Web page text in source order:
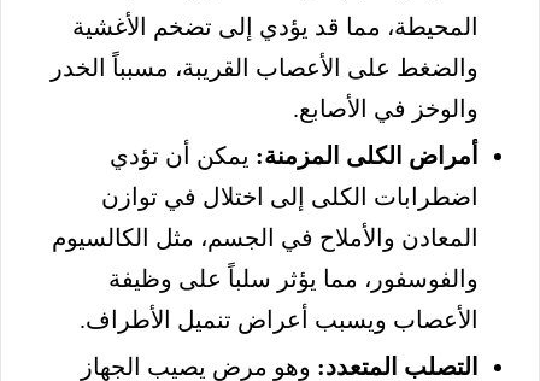
المحيطة، مما قد يؤدي إلى تضخم الأغشية
والضغط على الأعصاب القريبة، مسبباً الخدر
والوخز في الأصابع.
أمراض الكلى المزمنة: يمكن أن تؤدي
اضطرابات الكلى إلى اختلال في توازن
المعادن والأملاح في الجسم، مثل الكالسيوم
والفوسفور، مما يؤثر سلباً على وظيفة
الأعصاب ويسبب أعراض تنميل الأطراف.
التصلب المتعدد: وهو مرض يصيب الجهاز